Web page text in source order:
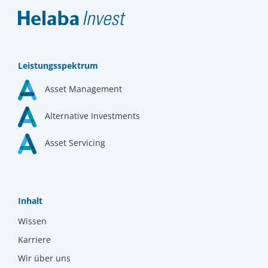
Leistungsspektrum
Asset Management
Alternative Investments
Asset Servicing
Inhalt
Wissen
Karriere
Wir über uns